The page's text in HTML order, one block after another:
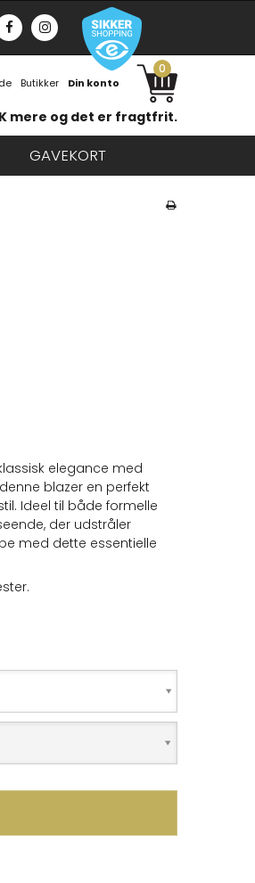
Butikker Din konto
0
mere og det er fragtfrit.
GAVEKORT
elegance med
blazer en perfekt
Ideel til både formelle
der udstråler
med dette essentielle